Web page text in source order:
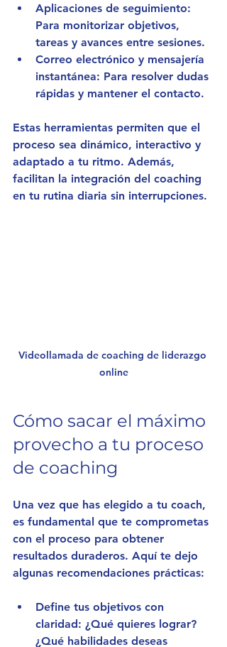
Aplicaciones de seguimiento:
Para monitorizar objetivos,
tareas y avances entre sesiones.
Correo electrónico y mensajería
instantánea: Para resolver dudas
rápidas y mantener el contacto.
Estas herramientas permiten que el
proceso sea dinámico, interactivo y
adaptado a tu ritmo. Además,
facilitan la integración del coaching
en tu rutina diaria sin interrupciones.
Videollamada de coaching de liderazgo
online
Cómo sacar el máximo
provecho a tu proceso
de coaching
Una vez que has elegido a tu coach,
es fundamental que te comprometas
con el proceso para obtener
resultados duraderos. Aquí te dejo
algunas recomendaciones prácticas:
Define tus objetivos con
claridad: ¿Qué quieres lograr?
¿Qué habilidades deseas